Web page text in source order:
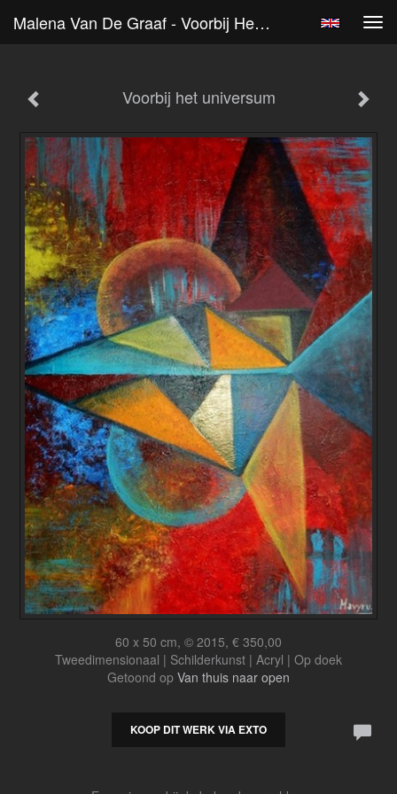
Malena Van De Graaf - Voorbij Het Universum
Voorbij het universum
60 x 50 cm, © 2015, € 350,00
Tweedimensionaal | Schilderkunst | Acryl | Op doek
Getoond op Van thuis naar open
KOOP DIT WERK VIA EXTO